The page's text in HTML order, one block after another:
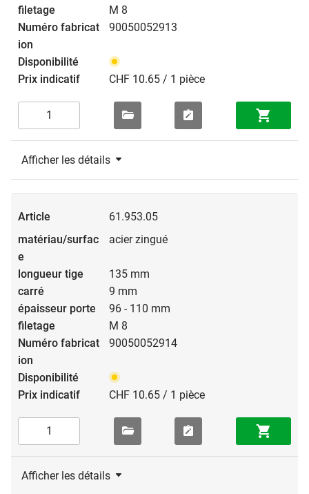
M 8
90050052913
CHF 10.65 / 1 pièce
Afficher les détails
61.953.05
acier zingué
135 mm
9 mm
96 - 110 mm
M 8
90050052914
CHF 10.65 / 1 pièce
Afficher les détails